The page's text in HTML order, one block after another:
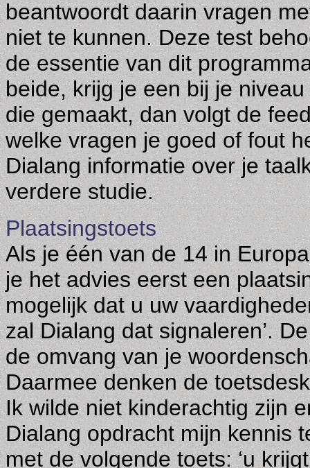
beantwoordt daarin vragen
niet te kunnen. Deze test
de essentie van dit
beide, krijg je een bij je
die gemaakt, dan volgt de
welke vragen je goed of fout
Dialang informatie over je
verdere studie.
Plaatsingstoets
Als je één van de 14 in
je het advies eerst een
mogelijk dat u uw
zal Dialang dat signaleren’.
de omvang van je
Daarmee denken de
Ik wilde niet kinderachtig zijn
Dialang opdracht mijn kennis
met de volgende toets: ‘u